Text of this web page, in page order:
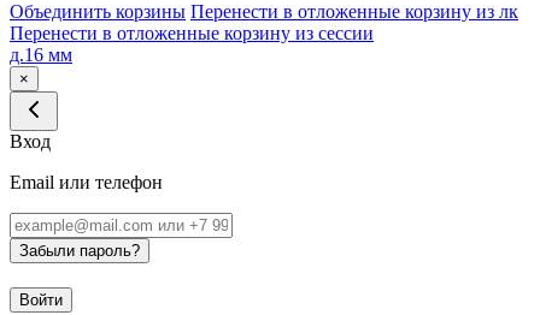
Объединить корзины Перенести в отложенные корзину из лк
Перенести в отложенные корзину из сессии
д.16 мм
×
Вход
Email или телефон
Забыли пароль?
Войти